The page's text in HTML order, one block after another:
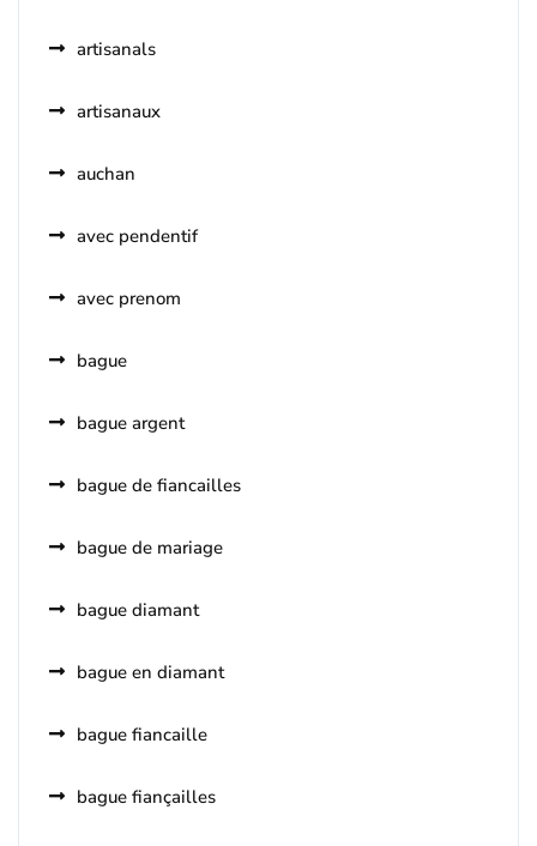
artisanals
artisanaux
auchan
avec pendentif
avec prenom
bague
bague argent
bague de fiancailles
bague de mariage
bague diamant
bague en diamant
bague fiancaille
bague fiançailles